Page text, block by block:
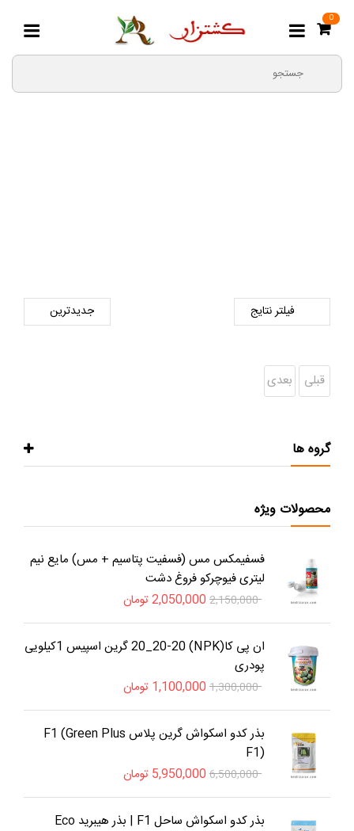
0
فیلتر نتایج
قبلی بعدی
گروه ها
محصولات ویژه
فسفیمکس مس (فسفیت پتاسیم + مس) مایع نیم
لیتری فیوچرکو فروغ دشت
2,150,000
2,050,000تومان
ان پی کا(NPK) 20_20-20 گرین اسپیس 1کیلویی
پودری
1,300,000
1,100,000 تومان
بذر کدو اسکواش گرین پلاس F1 (Green Plus
F1)
6,500,000
5,950,000 تومان
بذر کدو اسکواش ساحل F1 | بذر هیبرید Eco